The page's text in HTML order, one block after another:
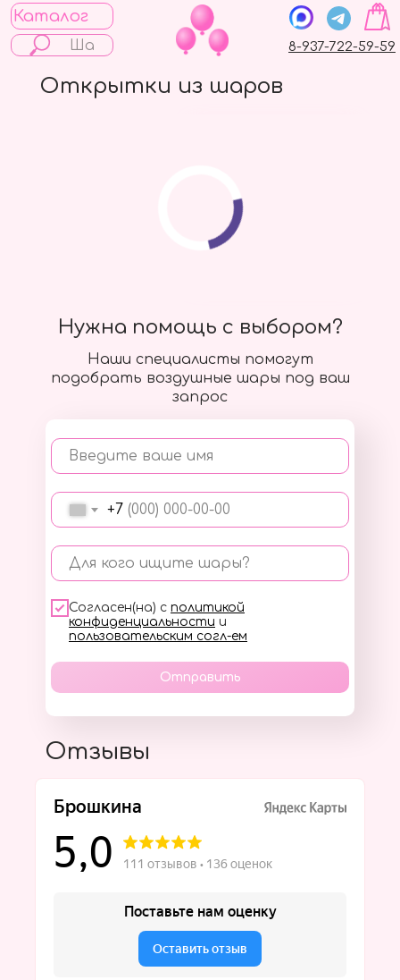
Каталог
8-937-722-59-59
Открытки из шаров
6000 руб.
Наши специалисты помогут
подобрать воздушные шары под ваш
запрос
Введите ваше имя
+7
Для кого ищите шары?
Согласен(на) с политикой
конфиденциальности и
пользовательским согл-ем
Отправить
Нужна помощь с выбором?
Отзывы